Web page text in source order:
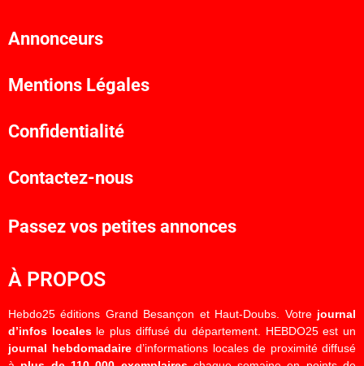
Annonceurs
Mentions Légales
Confidentialité
Contactez-nous
Passez vos petites annonces
À PROPOS
Hebdo25 éditions Grand Besançon et Haut-Doubs. Votre journal
d’infos localesle plus diffusé du département. HEBDO25 est un
journal hebdomadaired’informations locales de proximité diffusé